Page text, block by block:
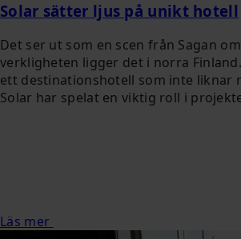
Solar sätter ljus på unikt hotell
Det ser ut som en scen från Sagan
verkligheten ligger det i norra
ett destinationshotell som inte liknar
Solar har spelat en viktig roll i
Läs mer